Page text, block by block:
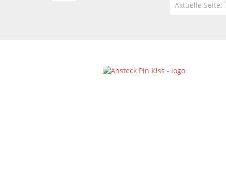
Aktuelle Seite: